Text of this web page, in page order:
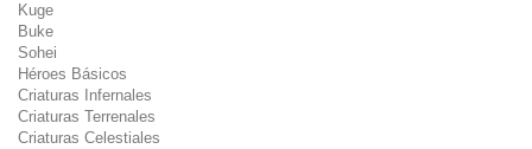
Kuge
Buke
Sohei
Héroes Básicos
Criaturas Infernales
Criaturas Terrenales
Criaturas Celestiales